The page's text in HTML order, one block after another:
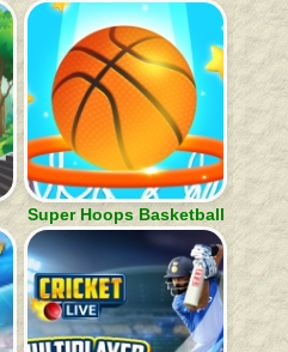
Super Hoops Basketball